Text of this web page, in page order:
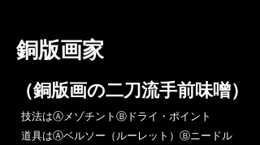
​銅版画家
​（銅版画の二刀流手前味噌）
​技法はⒶメゾチントⒷドライ・ポイント
道具はⒶベルソー（ルーレット）Ⓑニードル